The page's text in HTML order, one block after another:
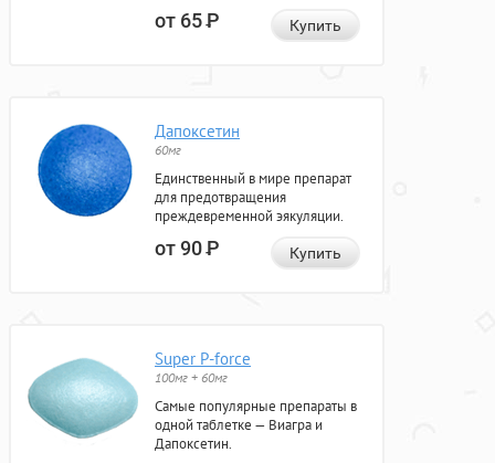
от 65Р Купить
Дапоксетин
60мг
Единственный в мире препарат
для предотвращения
преждевременной эякуляции.
от 90Р Купить
Super P-force
100мг + 60мг
Самые популярные препараты в
одной таблетке — Виагра и
Дапоксетин.